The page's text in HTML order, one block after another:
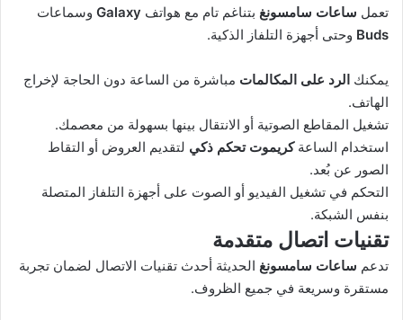
تعمل ساعات سامسونغ بتناغم تام مع هواتف Galaxy وسماعات
Buds وحتى أجهزة التلفاز الذكية.
يمكنك الرد على المكالمات مباشرة من الساعة دون الحاجة لإخراج
الهاتف.
تشغيل المقاطع الصوتية أو الانتقال بينها بسهولة من معصمك.
استخدام الساعةكريموت تحكم ذكي لتقديم العروض أو التقاط
الصور عن بُعد.
التحكم في تشغيل الفيديو أو الصوت على أجهزة التلفاز المتصلة
بنفس الشبكة.
تقنيات اتصال متقدمة
تدعم ساعات سامسونغ الحديثة أحدث تقنيات الاتصال لضمان تجربة
مستقرة وسريعة في جميع الظروف.